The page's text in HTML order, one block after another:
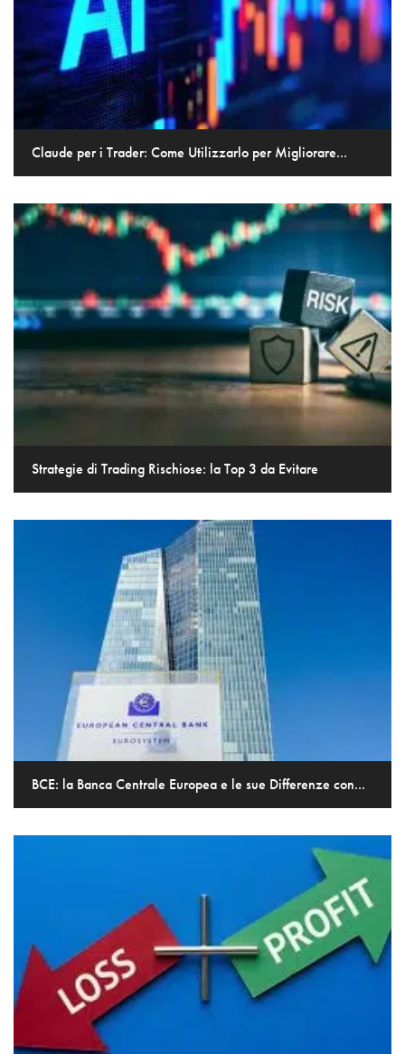
Claude per i Trader: Come Utilizzarlo per Migliorare...
Strategie di Trading Rischiose: la Top 3 da Evitare
BCE: la Banca Centrale Europea e le sue Differenze con...